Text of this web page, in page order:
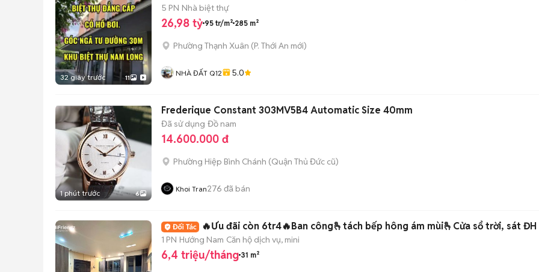
32 giây trước 11
5 PN Nhà biệt thự
26,98 tỷ 95 tr/m² 285 m²
Phường Thạnh Xuân (P. Thới An mới)
NHÀ ĐẤT Q12 5.0
1 phút trước 6
Frederique Constant 303MV5B4 Automatic Size 40mm
Đã sử dụng Đồ nam
14.600.000 đ
Phường Hiệp Bình Chánh (Quận Thủ Đức cũ)
Khoi Tran276 đã bán
🔥Ưu đãi còn 6tr4🔥Ban công🫰tách bếp hông ám mùi🫰Cửa sổ trời, sát ĐH
1 PN Hướng Nam Căn hộ dịch vụ, mini
6,4 triệu/tháng 31 m²